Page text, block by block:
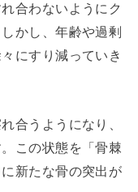
合わないようにク
かし、年齢や過剰
にすり減っていき
合うようになり、
この状態を「骨棘
新たな骨の突出が